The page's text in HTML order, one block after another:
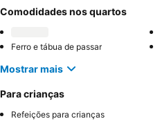
Comodidades nos quartos
Ferro e tábua de passar
Mostrar mais
Para crianças
Refeições para crianças